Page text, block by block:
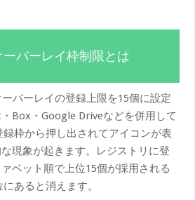
バーレイ枠制限とは
バーレイの登録上限を15個に設定
Box・Google Driveなどを併用して
枠から押し出されてアイコンが表
現象が起きます。レジストリに登
ベット順で上位15個が採用される
あると消えます。